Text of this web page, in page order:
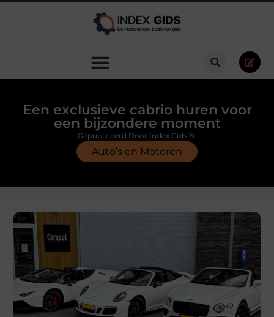
Een exclusieve cabrio huren voor
een bijzondere moment
Auto’s en Motoren
Gepubliceerd Door Index Gids.nl